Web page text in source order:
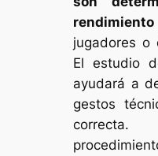
rendimiento
jugadores o
El estudio
ayudará a
gestos